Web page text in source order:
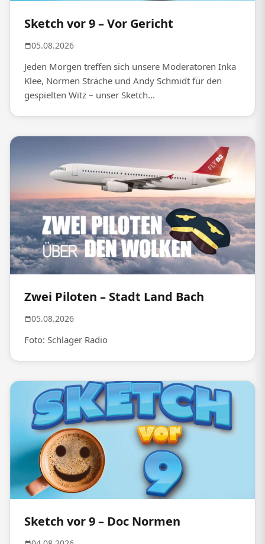
Sketch vor 9 – Vor Gericht
05.08.2026
Jeden Morgen treffen sich unsere Moderatoren Inka
Klee, Normen Sträche und Andy Schmidt für den
gespielten Witz – unser Sketch...
Zwei Piloten – Stadt Land Bach
05.08.2026
Foto: Schlager Radio
Sketch vor 9 – Doc Normen